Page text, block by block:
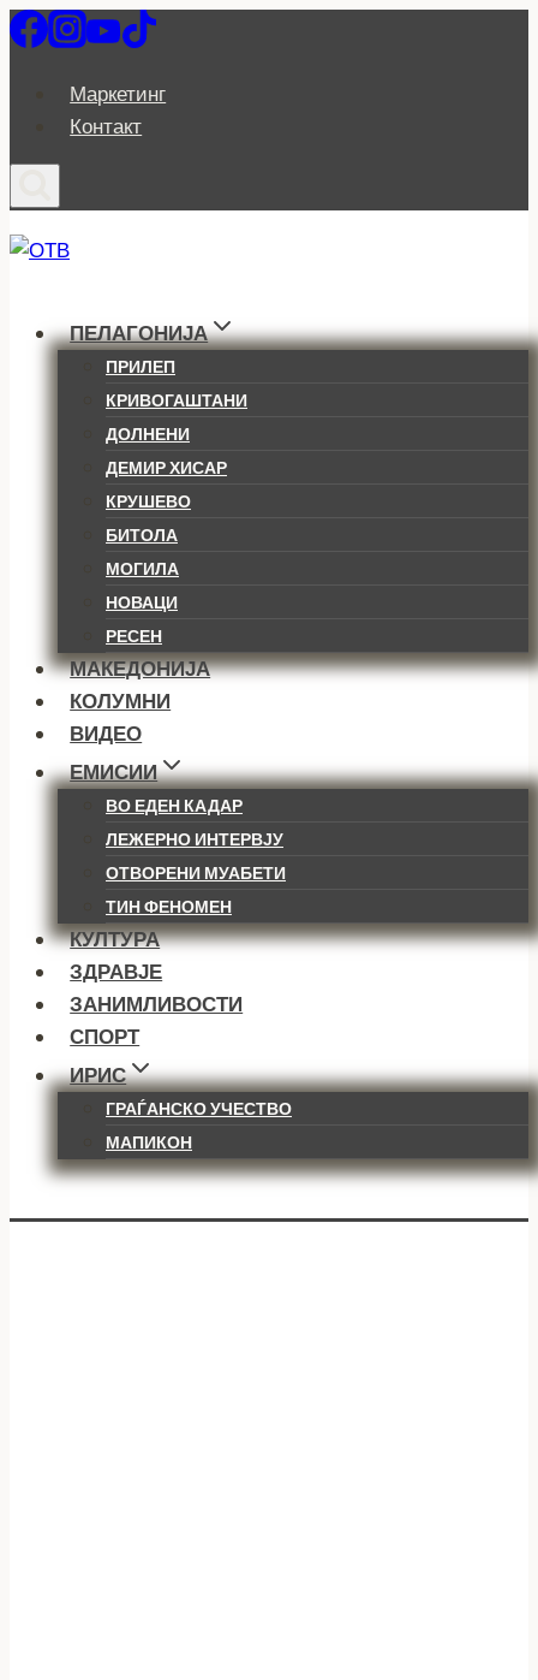
Skip
to
contentМаркетинг
Контакт
ПЕЛАГОНИЈА
ПРИЛЕП
КРИВОГАШТАНИ
ДОЛНЕНИ
ДЕМИР ХИСАР
КРУШЕВО
БИТОЛА
МОГИЛА
НОВАЦИ
РЕСЕН
МАКЕДОНИЈА
КОЛУМНИ
ВИДЕО
ЕМИСИИ
ВО ЕДЕН КАДАР
ЛЕЖЕРНО ИНТЕРВЈУ
ОТВОРЕНИ МУАБЕТИ
ТИН ФЕНОМЕН
КУЛТУРА
ЗДРАВЈЕ
ЗАНИМЛИВОСТИ
СПОРТ
ИРИС
ГРАЃАНСКО УЧЕСТВО
МАПИКОН